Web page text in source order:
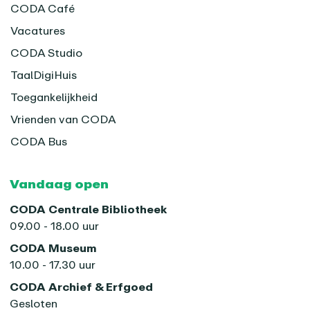
CODA Café
Vacatures
CODA Studio
TaalDigiHuis
Toegankelijkheid
Vrienden van CODA
CODA Bus
Vandaag open
CODA Centrale Bibliotheek
09.00 - 18.00 uur
CODA Museum
10.00 - 17.30 uur
CODA Archief & Erfgoed
Gesloten